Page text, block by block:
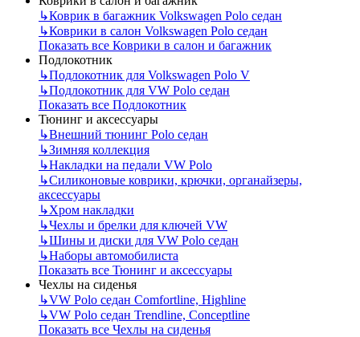
↳Коврик в багажник Volkswagen Polo седан
↳Коврики в салон Volkswagen Polo седан
Показать все Коврики в салон и багажник
Подлокотник
↳Подлокотник для Volkswagen Polo V
↳Подлокотник для VW Polo седан
Показать все Подлокотник
Тюнинг и аксессуары
↳Внешний тюнинг Polo седан
↳Зимняя коллекция
↳Накладки на педали VW Polo
↳Силиконовые коврики, крючки, органайзеры,
аксессуары
↳Хром накладки
↳Чехлы и брелки для ключей VW
↳Шины и диски для VW Polo седан
↳Наборы автомобилиста
Показать все Тюнинг и аксессуары
Чехлы на сиденья
↳VW Polo седан Comfortline, Highline
↳VW Polo седан Trendline, Conceptline
Показать все Чехлы на сиденья